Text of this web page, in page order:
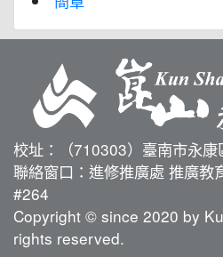
校址：（710303）臺南市永
聯絡窗口：進修推廣處 推廣
#264
Copyright © since 2020 by
rights reserved.